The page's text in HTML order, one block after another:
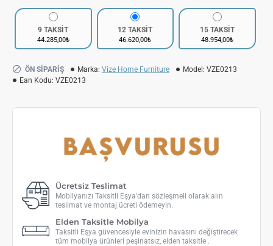
9 TAKSİT
44.285,00₺
12 TAKSİT
46.620,00₺
15 TAKSİT
48.954,00₺
ÖN SIPARIŞ Marka: Vize Home Furniture Model: VZE0213
Ean Kodu: VZE0213
Ücretsiz Teslimat
Mobilyanızı Taksitli Eşya'dan sözleşmeli olarak alın
teslimat ve montaj ücreti ödemeyin.
Elden Taksitle Mobilya
Taksitli Eşya güvencesiyle evinizin havasını değiştirecek
tüm mobilya ürünleri peşinatsız, elden taksitle .